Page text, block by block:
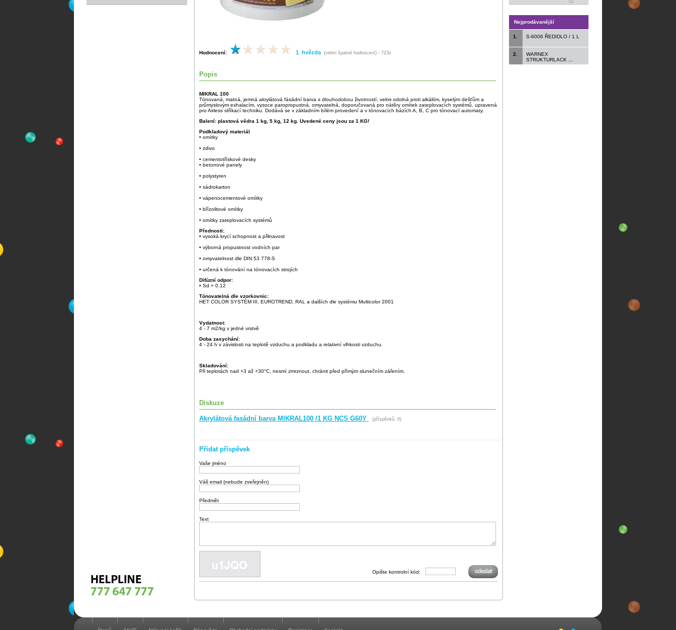
Hodnocení: 1 hvězda (velmi špatné hodnocení) - 723x
Popis
MIKRAL 100
Tónovaná, matná, jemná akrylátová fásádní barva s dlouhodobou životností, velmi odolná proti alkáliím, kyselým dešťům a
průmyslovým exhalacím, vysoce paropropustná, omyvatelná, doporučovaná pro nátěry omítek zateplovacích systémů, upravená
pro Airless stříkací techniku. Dodává se v základním bílém provedení a v tónovacích bázích A, B, C pro tónovací automaty.
Balení: plastová vědra 1 kg, 5 kg, 12 kg. Uvedené ceny jsou za 1 KG!
Podkladový materiál
• omítky
• zdivo
• cementotřískové desky
• betonové panely
• polystyren
• sádrokarton
• vápenocementové omítky
• břízolitové omítky
• omítky zateplovacích systémů
Přednosti:
• vysoká krycí schopnost a přilnavost
• výborná propustnost vodních par
• omyvatelnost dle DIN 53 778-S
• určená k tónování na tónovacích strojích
Difúzní odpor:
• Sd = 0.12
Tónovatelná dle vzorkovnic:
HET COLOR SYSTÉM III, EUROTREND, RAL a dalších dle systému Multicolor 2001
Vydatnost:
4 - 7 m2/kg v jedné vrstvě
Doba zasychání:
4 - 24 h v závislosti na teplotě vzduchu a podkladu a relativní vlhkosti vzduchu.
Skladování:
Při teplotách nad +3 až +30°C, nesmí zmrznout, chránit před přímým slunečním zářením.
Diskuze
Akrylátová fasádní barva MIKRAL100 /1 KG NCS G60Y (příspěvků: 0)
Přidat příspěvek
Vaše jméno
Váš email (nebude zveřejněn)
Předmět
Text
Opište kontrolní kód:
Nejprodávanější
1. S-6006 ŘEDIDLO / 1 L
2.
WARNEX
STRUKTURLACK ...